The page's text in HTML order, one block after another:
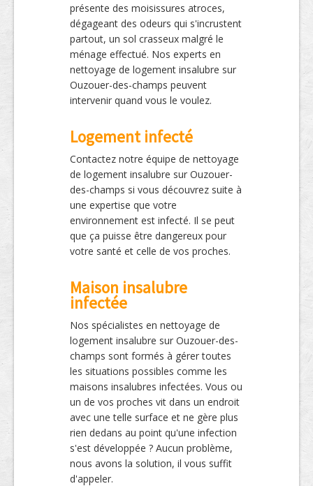
présente des moisissures atroces,
dégageant des odeurs qui s'incrustent
partout, un sol crasseux malgré le
ménage effectué. Nos experts en
nettoyage de logement insalubre sur
Ouzouer-des-champs peuvent
intervenir quand vous le voulez.
Logement infecté
Contactez notre équipe de nettoyage
de logement insalubre sur Ouzouer-
des-champs si vous découvrez suite à
une expertise que votre
environnement est infecté. Il se peut
que ça puisse être dangereux pour
votre santé et celle de vos proches.
Maison insalubre
infectée
Nos spécialistes en nettoyage de
logement insalubre sur Ouzouer-des-
champs sont formés à gérer toutes
les situations possibles comme les
maisons insalubres infectées. Vous ou
un de vos proches vit dans un endroit
avec une telle surface et ne gère plus
rien dedans au point qu'une infection
s'est développée ? Aucun problème,
nous avons la solution, il vous suffit
d'appeler.